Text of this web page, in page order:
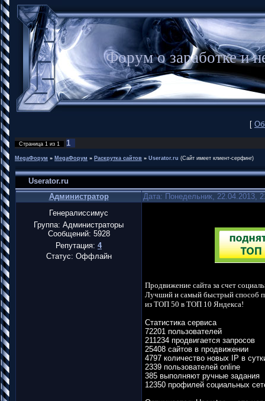
Форум о заработке
[
Страница 1 из 1 1
MegaФорум » MegaФорум » Раскрутка сайтов » Userator.ru (Сайт имеет клиент-серфинг)
Userator.ru
Администратор
Дата: Понедельник, 22.04.2013,
Генералиссимус
Группа: Администраторы
Сообщений: 5928
Репутация: 4
Статус: Оффлайн
Продвижение сайта за счет
Лучший и самый быстрый способ
из ТОП 50 в ТОП 10 Яндекса!
Статистика сервиса
72201 пользователей
211234 продвигается запросов
25408 сайтов в продвижении
4797 количество новых IP в
2339 пользователей online
385 выполняют ручные задания
12350 профилей социальных